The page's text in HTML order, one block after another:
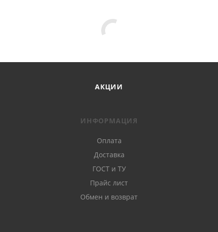
АКЦИИ
ИНФОРМАЦИЯ
Оплата
Доставка
ГОСТ и ТУ
Прайс лист
Обмен и возврат